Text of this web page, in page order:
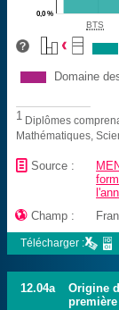
0,0 %
BTS
Domaine
1 Diplômes
Mathématiques,
📄 Source :
 Champ :
Télécharger :
12.04a
Origine